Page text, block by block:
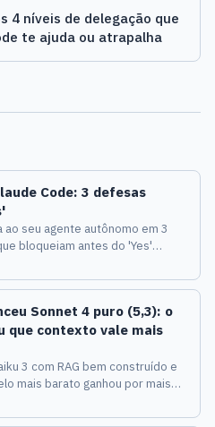
4 níveis de delegação que
te ajuda ou atrapalha
Code: 3 defesas
ao seu agente autônomo em 3
bloqueiam antes do 'Yes'
Sonnet 4 puro (5,3): o
que contexto vale mais
3 com RAG bem construído e
mais barato ganhou por mais
por quê e mostro a conta em
fora.